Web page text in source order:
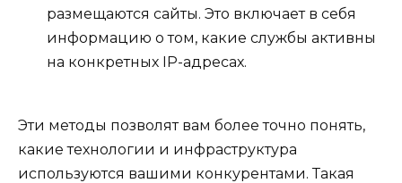
размещаются сайты. Это включает в себя
информацию о том, какие службы активны
на конкретных IP-адресах.
Эти методы позволят вам более точно понять,
какие технологии и инфраструктура
используются вашими конкурентами. Такая